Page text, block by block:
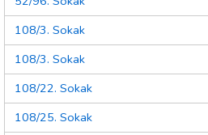
108/3. Sokak
108/3. Sokak
108/22. Sokak
108/25. Sokak